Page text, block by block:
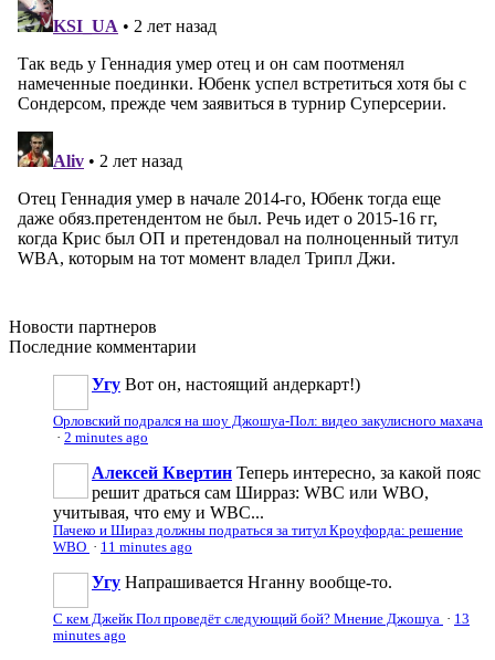
Новости партнеров
Последние комментарии
Угу Вот он, настоящий андеркарт!)
Орловский подрался на шоу Джошуа-Пол: видео закулисного махача
· 2 minutes ago
Алексей Квертин Теперь интересно, за какой пояс
решит драться сам Ширраз: WBC или WBO,
учитывая, что ему и WBC...
Пачеко и Шираз должны подраться за титул Кроуфорда: решение
WBO · 11 minutes ago
Угу Напрашивается Нганну вообще-то.
С кем Джейк Пол проведёт следующий бой? Мнение Джошуа · 13
minutes ago